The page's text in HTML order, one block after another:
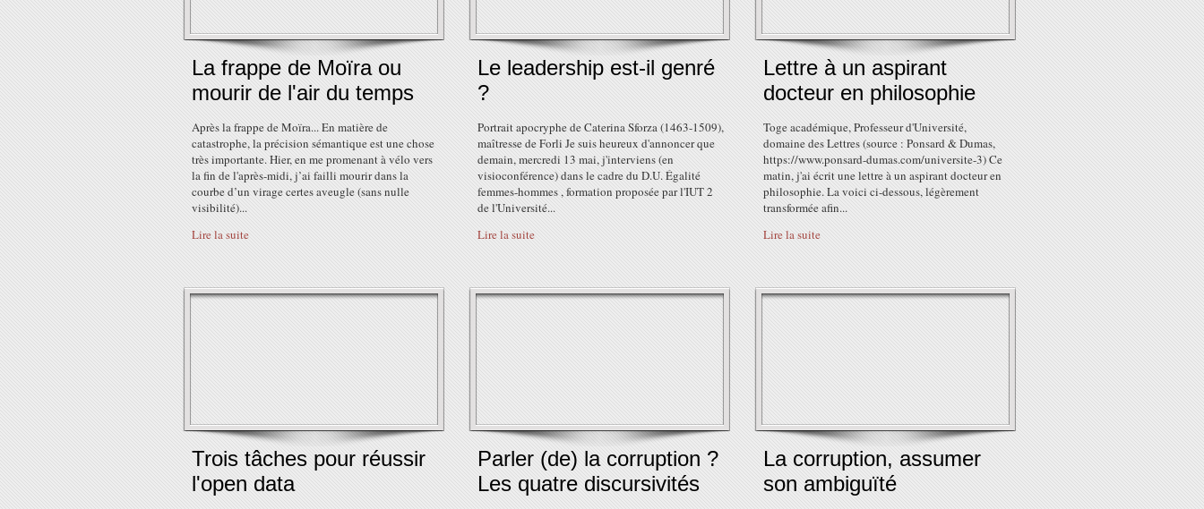
La frappe de Moïra ou
mourir de l'air du temps
Après la frappe de Moïra... En matière de
catastrophe, la précision sémantique est une chose
très importante. Hier, en me promenant à vélo vers
la fin de l'après-midi, j’ai failli mourir dans la
courbe d’un virage certes aveugle (sans nulle
visibilité)...
Lire la suite
Le leadership est-il genré
?
Portrait apocryphe de Caterina Sforza (1463-1509),
maîtresse de Forli Je suis heureux d'annoncer que
demain, mercredi 13 mai, j'interviens (en
visioconférence) dans le cadre du D.U. Égalité
femmes-hommes , formation proposée par l'IUT 2
de l'Université...
Lire la suite
Lettre à un aspirant
docteur en philosophie
Toge académique, Professeur d'Université,
domaine des Lettres (source : Ponsard & Dumas,
https://www.ponsard-dumas.com/universite-3) Ce
matin, j'ai écrit une lettre à un aspirant docteur en
philosophie. La voici ci-dessous, légèrement
transformée afin...
Lire la suite
Trois tâches pour réussir
l'open data
Parler (de) la corruption ?
Les quatre discursivités
La corruption, assumer
son ambiguïté